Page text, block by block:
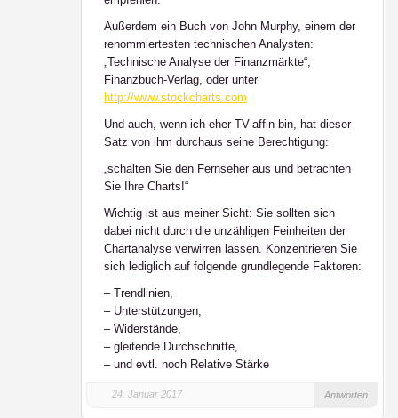
Außerdem ein Buch von John Murphy, einem der
renommiertesten technischen Analysten:
„Technische Analyse der Finanzmärkte“,
Finanzbuch-Verlag, oder unter
http://www.stockcharts.com
Und auch, wenn ich eher TV-affin bin, hat dieser
Satz von ihm durchaus seine Berechtigung:
„schalten Sie den Fernseher aus und betrachten
Sie Ihre Charts!“
Wichtig ist aus meiner Sicht: Sie sollten sich
dabei nicht durch die unzähligen Feinheiten der
Chartanalyse verwirren lassen. Konzentrieren Sie
sich lediglich auf folgende grundlegende Faktoren:
– Trendlinien,
– Unterstützungen,
– Widerstände,
– gleitende Durchschnitte,
– und evtl. noch Relative Stärke
24. Januar 2017 Antworten